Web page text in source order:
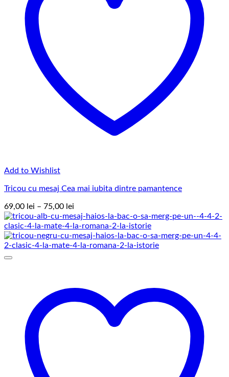
Add to Wishlist
Tricou cu mesaj Cea mai iubita dintre pamantence
69,00 lei – 75,00 lei
de
prețuri:
69,00 lei
până